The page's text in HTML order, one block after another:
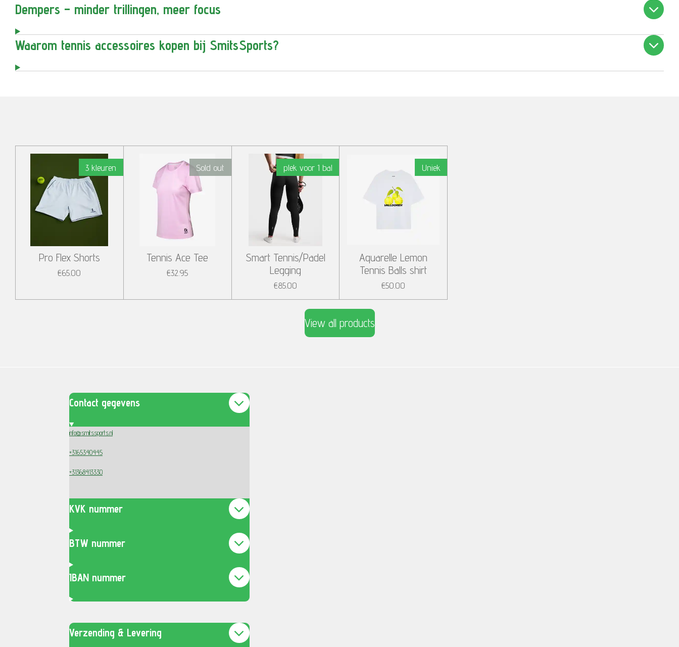
Dempers – minder trillingen, meer focus
Waarom tennis accessoires kopen bij SmitsSports?
3 kleuren
Pro Flex Shorts
€65.00
Sold out
Tennis Ace Tee
€32.95
plek voor 1 bal
Smart Tennis/Padel
Legging
€85.00
Uniek
Aquarelle Lemon
Tennis Balls shirt
€50.00
View all products
Contact gegevens
info@smitssports.nl
+3165340445
+31368413330
KVK nummer
BTW nummer
IBAN nummer
Verzending & Levering